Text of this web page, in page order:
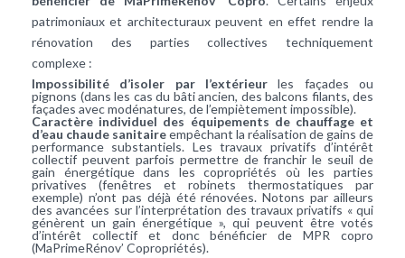
patrimoniaux et architecturaux peuvent en effet rendre la
rénovation des parties collectives techniquement
complexe :
Impossibilité d’isoler par l’extérieur les façades ou
pignons (dans les cas du bâti ancien, des balcons filants, des
façades avec modénatures, de l’empiètement impossible).
Caractère individuel des équipements de chauffage et
d’eau chaude sanitaireempêchant la réalisation de gains de
performance substantiels. Les travaux privatifs d’intérêt
collectif peuvent parfois permettre de franchir le seuil de
gain énergétique dans les copropriétés où les parties
privatives (fenêtres et robinets thermostatiques par
exemple) n’ont pas déjà été rénovées. Notons par ailleurs
des avancées sur l’interprétation des travaux privatifs « qui
génèrent un gain énergétique », qui peuvent être votés
d’intérêt collectif et donc bénéficier de MPR copro
(MaPrimeRénov’ Copropriétés).